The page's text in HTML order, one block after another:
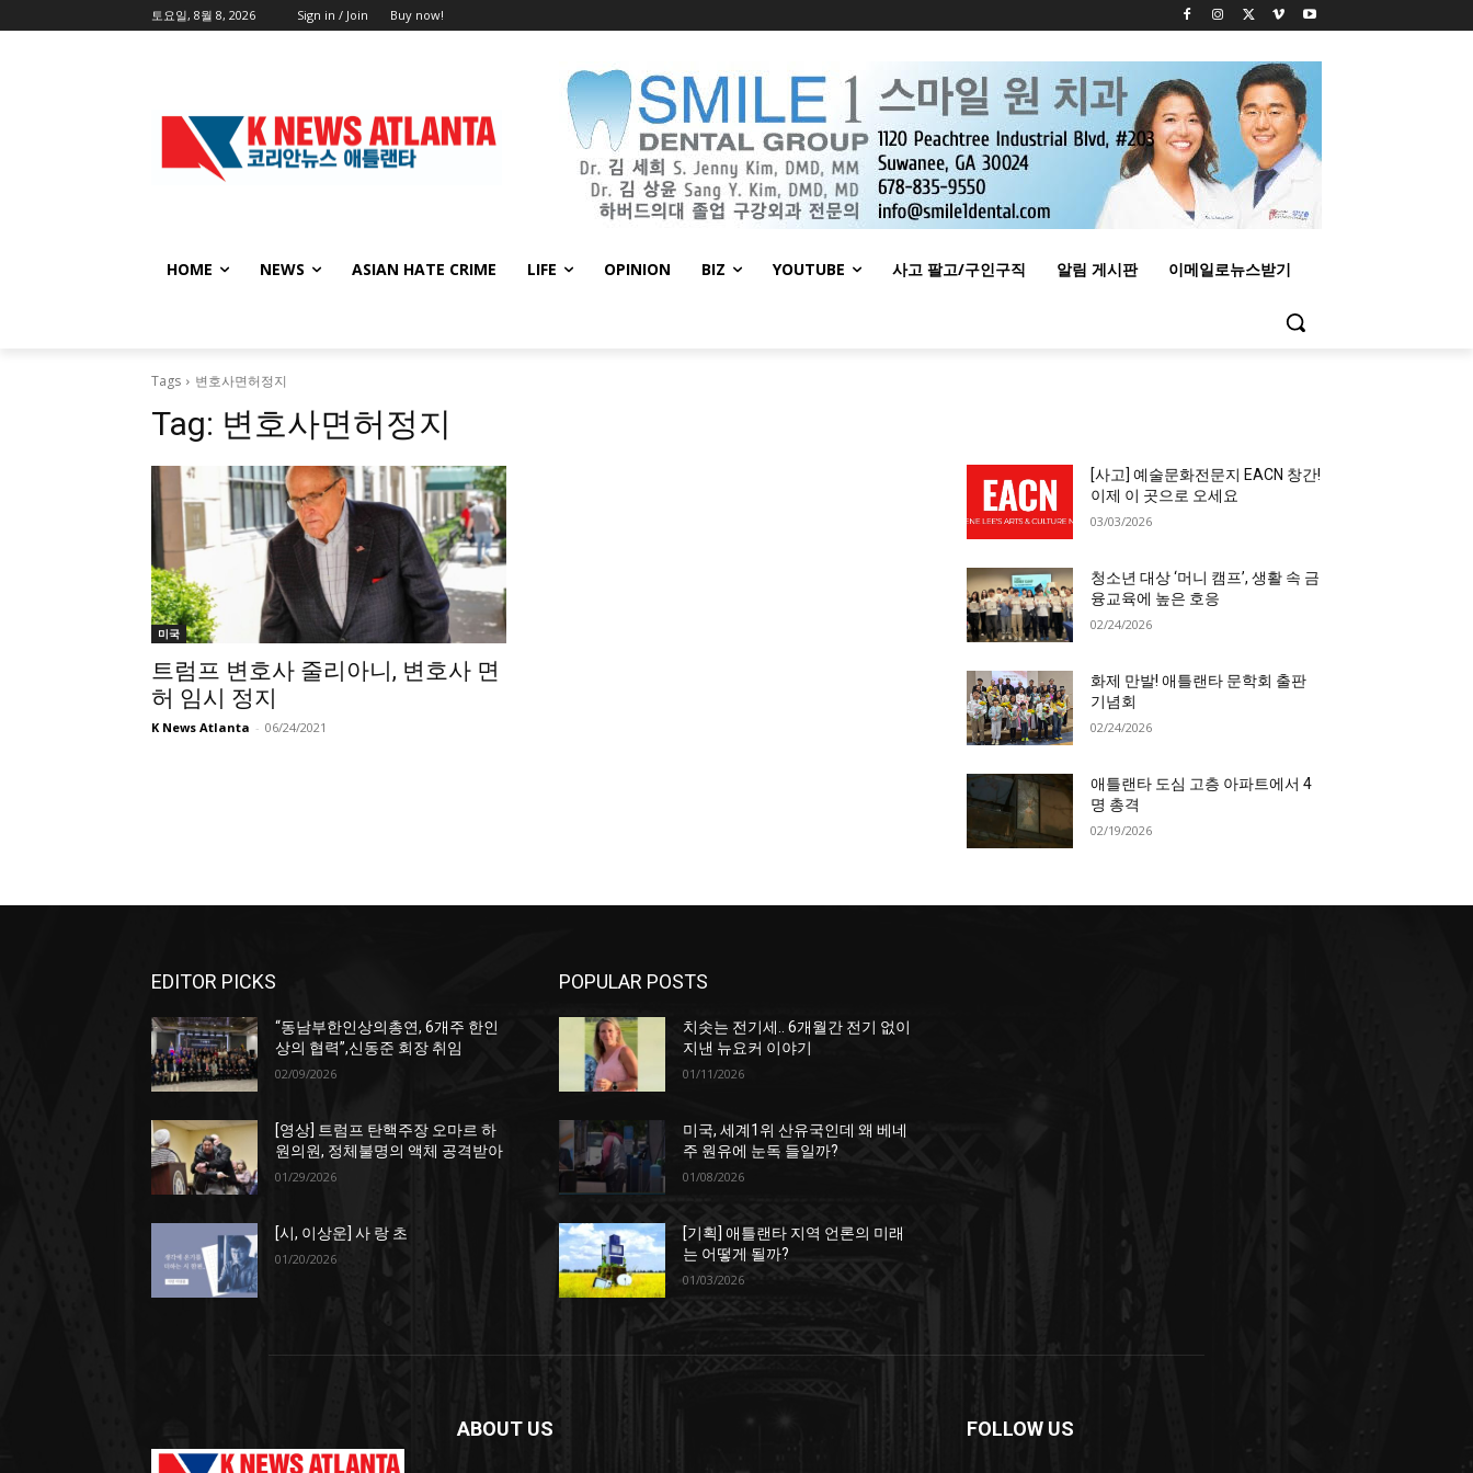
토요일, 8월 8, 2026 Sign in / Join Buy now!
HOME NEWS ASIAN HATE CRIME LIFE OPINION BIZ YOUTUBE 사고 팔고/구인구직 알림 게시판 이메일로뉴스받기
Tags 변호사면허정지
Tag: 변호사면허정지
미국
트럼프 변호사 줄리아니, 변호사 면
허 임시 정지
K News Atlanta - 06/24/2021
[사고] 예술문화전문지 EACN 창간!
이제 이 곳으로 오세요
03/03/2026
청소년 대상 ‘머니 캠프’, 생활 속 금
융교육에 높은 호응
02/24/2026
화제 만발! 애틀랜타 문학회 출판
기념회
02/24/2026
애틀랜타 도심 고층 아파트에서 4
명 총격
02/19/2026
EDITOR PICKS
“동남부한인상의총연, 6개주 한인
상의 협력”,신동준 회장 취임
02/09/2026
[영상] 트럼프 탄핵주장 오마르 하
원의원, 정체불명의 액체 공격받아
01/29/2026
[시, 이상운] 사 랑 초
01/20/2026
POPULAR POSTS
치솟는 전기세.. 6개월간 전기 없이
지낸 뉴요커 이야기
01/11/2026
미국, 세계1위 산유국인데 왜 베네
주 원유에 눈독 들일까?
01/08/2026
[기획] 애틀랜타 지역 언론의 미래
는 어떻게 될까?
01/03/2026
ABOUT US FOLLOW US